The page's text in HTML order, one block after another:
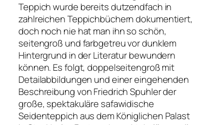
Teppich wurde bereits dutzendfach in
zahlreichen Teppichbüchern dokumentiert,
doch noch nie hat man ihn so schön,
seitengroß und farbgetreu vor dunklem
Hintergrund in der Literatur bewundern
können. Es folgt, doppelseitengroß mit
Detailabbildungen und einer eingehenden
Beschreibung von Friedrich Spuhler der
große, spektakuläre safawidische
Seidenteppich aus dem Königlichen Palast